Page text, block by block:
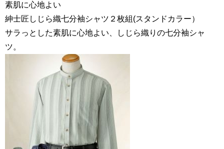
素肌に心地よい
紳士匠しじら織七分袖シャツ２枚組(スタンドカラー）
サラっとした素肌に心地よい、しじら織りの七分袖シャ
ツ。